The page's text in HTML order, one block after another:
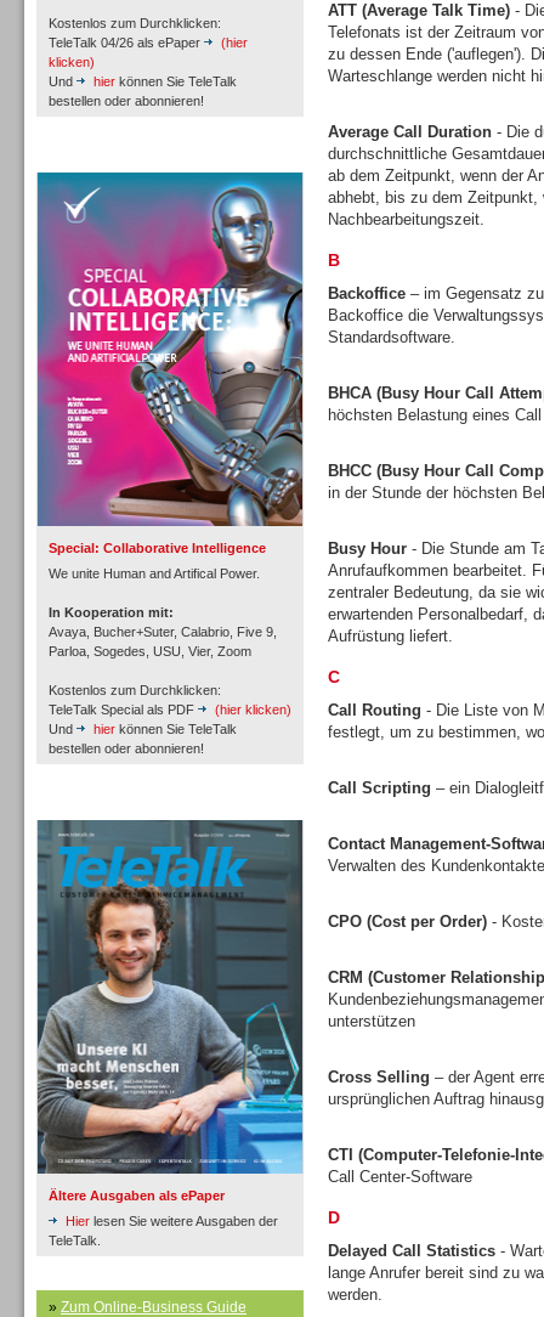
Kostenlos zum Durchklicken:
TeleTalk 04/26 als ePaper
(hier
klicken)
Und
hier können Sie TeleTalk
bestellen oder abonnieren!
Special: Collaborative Intelligence
We unite Human and Artifical Power.
In Kooperation mit:
Avaya, Bucher+Suter, Calabrio, Five 9,
Parloa, Sogedes, USU, Vier, Zoom
Kostenlos zum Durchklicken:
TeleTalk Special als PDF
(hier klicken)
Und
hier können Sie TeleTalk
bestellen oder abonnieren!
Ältere Ausgaben als ePaper
Hier lesen Sie weitere Ausgaben der
TeleTalk.
» Zum Online-Business Guide
Personal
Inbound
Inbound
Inbound
ATT (Average Talk Time) -
Telefonats ist der Zeitraum
zu dessen Ende ('auflegen').
Warteschlange werden nicht
Average Call Duration - Die
durchschnittliche
ab dem Zeitpunkt, wenn der
abhebt, bis zu dem Zeitpunkt,
Nachbearbeitungszeit.
B
Backoffice – im Gegensatz
Backoffice die
Standardsoftware.
BHCA (Busy Hour Call
höchsten Belastung eines
BHCC (Busy Hour Call
in der Stunde der höchsten
Busy Hour - Die Stunde am
Anrufaufkommen bearbeitet.
zentraler Bedeutung, da sie
erwartenden Personalbedarf,
Aufrüstung liefert.
C
Call Routing - Die Liste von
festlegt, um zu bestimmen,
Call Scripting – ein
Contact Management-
Verwalten des
CPO (Cost per Order) -
CRM (Customer
unterstützen
Cross Selling – der Agent
ursprünglichen Auftrag
CTI (Computer-Telefonie-
Call Center-Software
D
Delayed Call Statistics -
lange Anrufer bereit sind zu
werden.